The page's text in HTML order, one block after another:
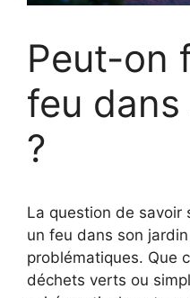
Peut-on
feu
?
La question de savoir
un feu dans son
problématiques. Que
déchets verts ou